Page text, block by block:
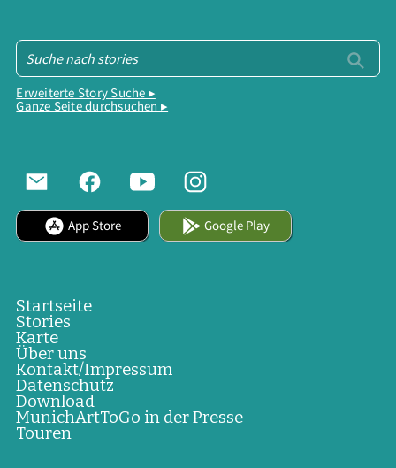
Erweiterte Story Suche ▸
Ganze Seite durchsuchen ▸
App Store Google Play
Startseite
Stories
Karte
Über uns
Kontakt/Impressum
Datenschutz
Download
MunichArtToGo in der Presse
Touren